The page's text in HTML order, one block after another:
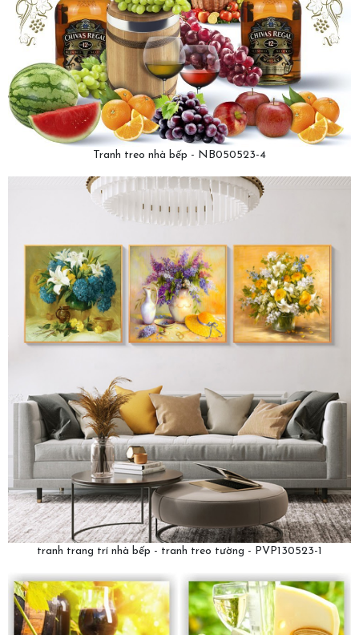
Tranh treo nhà bếp - NB050523-4
tranh trang trí nhà bếp - tranh treo tường - PVP130523-1